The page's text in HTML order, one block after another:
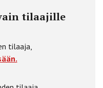
tilaajille
tilaaja,